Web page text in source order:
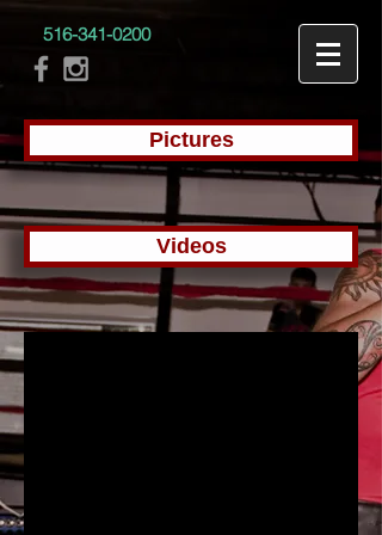
516-341-0200
Pictures
Videos